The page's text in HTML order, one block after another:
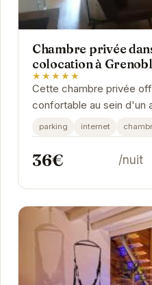
Chambre privée
colocation à
★★★★★
Cette chambre privée
confortable au sein d'un
colocation. Située à
parking internet
36€ /nuit